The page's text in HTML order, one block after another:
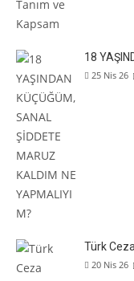
18
25 Nis 26
Türk
20 Nis 26